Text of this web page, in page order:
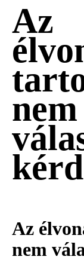
Az
nem
Az
nem